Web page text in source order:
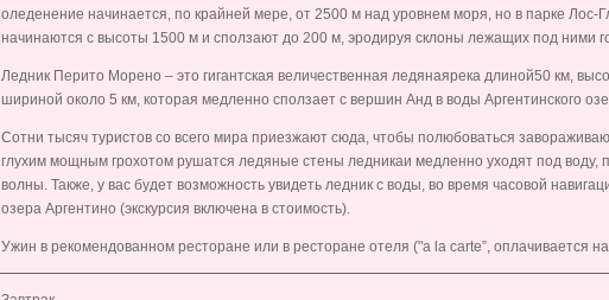
оледенение начинается, по крайней мере, от 2500 м над уровнем моря, но в парке Лос-
начинаются с высоты 1500 м и сползают до 200 м, эродируя склоны лежащих под ними
Ледник Перито Морено – это гигантская величественная ледянаярека длиной50 км,
шириной около 5 км, которая медленно сползает с вершин Анд в воды Аргентинского
Сотни тысяч туристов со всего мира приезжают сюда, чтобы полюбоваться
глухим мощным грохотом рушатся ледяные стены ледникаи медленно уходят под воду,
волны. Также, у вас будет возможность увидеть ледник с воды, во время часовой
озера Аргентино (экскурсия включена в стоимость).
Ужин в рекомендованном ресторане или в ресторане отеля ("a la carte”, оплачивается